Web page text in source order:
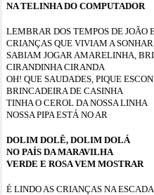
NA TELINHA DO COMPUTADOR
LEMBRAR DOS TEMPOS DE JOÃO
CRIANÇAS QUE VIVIAM A SONHAR
SABIAM JOGAR AMARELINHA,
CIRANDINHA CIRANDA
OH! QUE SAUDADES, PIQUE
BRINCADEIRA DE CASINHA
TINHA O CEROL DA NOSSA LINHA
NOSSA PIPA ESTÁ NO AR
DOLIM DOLÊ, DOLIM DOLÁ
NO PAÍS DA MARAVILHA
VERDE E ROSA VEM MOSTRAR
É LINDO AS CRIANÇAS NA ESCADA